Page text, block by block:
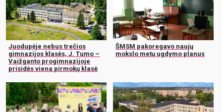
Juodupėje nebus trečios
gimnazijos klasės, J. Tumo –
Vaižganto progimnazijoje
prisidės viena pirmokų klasė
ŠMSM pakoregavo naujų
mokslo metų ugdymo planus